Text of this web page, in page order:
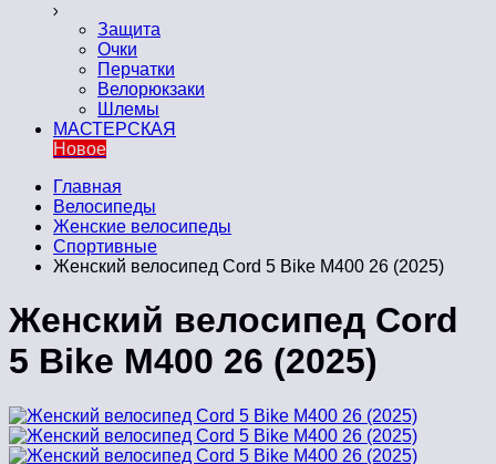
Защита
Очки
Перчатки
Велорюкзаки
Шлемы
МАСТЕРСКАЯ
Новое
Главная
Велосипеды
Женские велосипеды
Спортивные
Женский велосипед Cord 5 Bike M400 26 (2025)
Женский велосипед Cord
5 Bike M400 26 (2025)